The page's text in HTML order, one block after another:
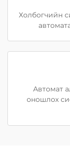
Холбогчийн
Автомат
оношлох